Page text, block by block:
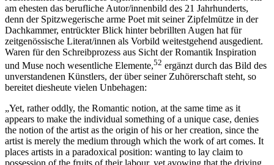
am ehesten das berufliche Autor/innenbild des 21 Jahrhunderts,
denn der Spitzwegerische arme Poet mit seiner Zipfelmütze in der
Dachkammer, entrückter Blick hinter bebrillten Augen hat für
zeitgenössische Literat/innen als Vorbild weitestgehend ausgedient.
Waren für den Schreibprozess aus Sicht der Romantik Inspiration
und Muse noch wesentliche Elemente,52 ergänzt durch das Bild des
unverstandenen Künstlers, der über seiner Zuhörerschaft steht, so
bereitet diesheute vielen Unbehagen:
„Yet, rather oddly, the Romantic notion, at the same time as it
appears to make the individual something of a unique case, denies
the notion of the artist as the origin of his or her creation, since the
artist is merely the medium through which the work of art comes. It
places artists in a paradoxical position: wanting to lay claim to
possession of the fruits of their labour, yet avowing that the driving